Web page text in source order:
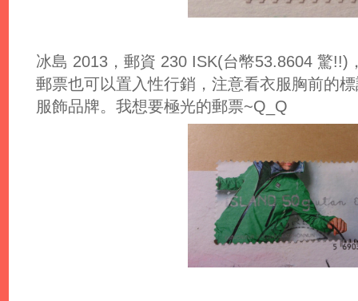
冰島 2013，郵資 230 ISK(台幣53.8604 驚!!)
郵票也可以置入性行銷，注意看衣服胸前的
服飾品牌。我想要極光的郵票~Q_Q